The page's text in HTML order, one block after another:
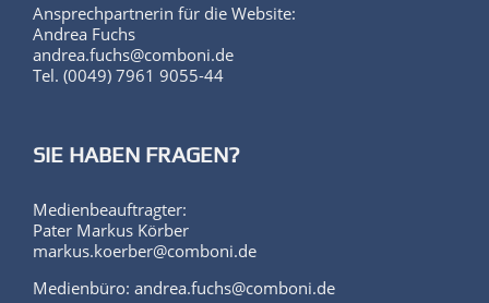
Ansprechpartnerin für die Website:
Andrea Fuchs
andrea.fuchs@comboni.de
Tel. (0049) 7961 9055-44
SIE HABEN FRAGEN?
Medienbeauftragter:
Pater Markus Körber
markus.koerber@comboni.de
Medienbüro: andrea.fuchs@comboni.de